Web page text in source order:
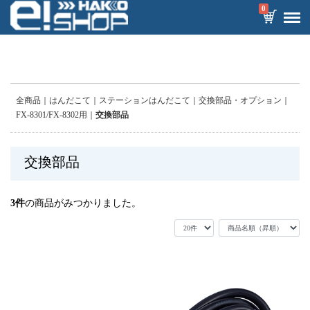
0
全商品 はんだこて ステーションはんだこて
交換部品・オプション
FX-8301/FX-8302用
交換部品
交換部品
3件の商品がみつかりました。